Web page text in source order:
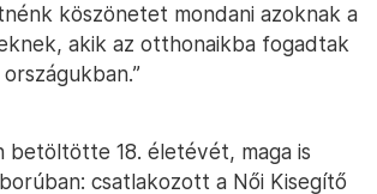
köszönetet mondani azoknak a
akik az otthonaikba fogadtak
betöltötte 18. életévét, maga is
csatlakozott a Női Kisegítő